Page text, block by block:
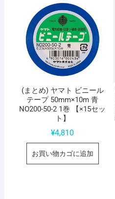
(まとめ) ヤマト ビニール
テープ 50mm×10m 青
NO200-50-2 1巻 【×15セッ
ト】
¥4,810
お買い物カゴに追加